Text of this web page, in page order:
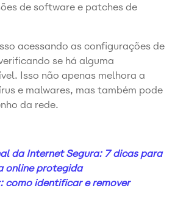
de software e patches de
acessando as configurações de
se há alguma
Isso não apenas melhora a
e malwares, mas também pode
da rede.
da Internet Segura: 7 dicas para
online protegida
como identificar e remover